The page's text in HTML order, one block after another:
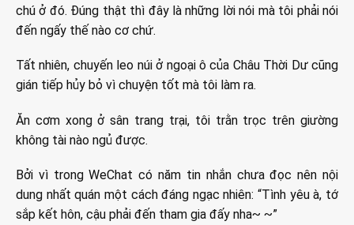
chú ở đó. Đúng thật thì đây là những lời nói mà tôi phải nói
đến ngấy thế nào cơ chứ.
Tất nhiên, chuyến leo núi ở ngoại ô của Châu Thời Dư cũng
gián tiếp hủy bỏ vì chuyện tốt mà tôi làm ra.
Ăn cơm xong ở sân trang trại, tôi trằn trọc trên giường
không tài nào ngủ được.
Bởi vì trong WeChat có năm tin nhắn chưa đọc nên nội
dung nhất quán một cách đáng ngạc nhiên: “Tình yêu à, tớ
sắp kết hôn, cậu phải đến tham gia đấy nha~ ~”